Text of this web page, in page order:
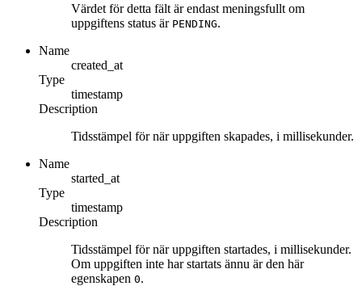
Värdet för detta fält är endast meningsfullt om
uppgiftens status är PENDING.
Name
created_at
Type
timestamp
Description
Tidsstämpel för när uppgiften skapades, i millisekunder.
Name
started_at
Type
timestamp
Description
Tidsstämpel för när uppgiften startades, i millisekunder.
Om uppgiften inte har startats ännu är den här
egenskapen 0.